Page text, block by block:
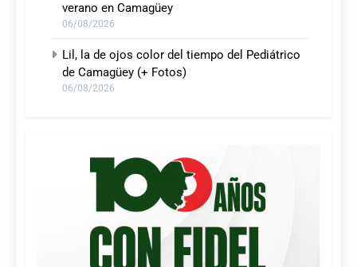
verano en Camagüey
06/08/2026
Lil, la de ojos color del tiempo del Pediátrico
de Camagüey (+ Fotos)
06/08/2026